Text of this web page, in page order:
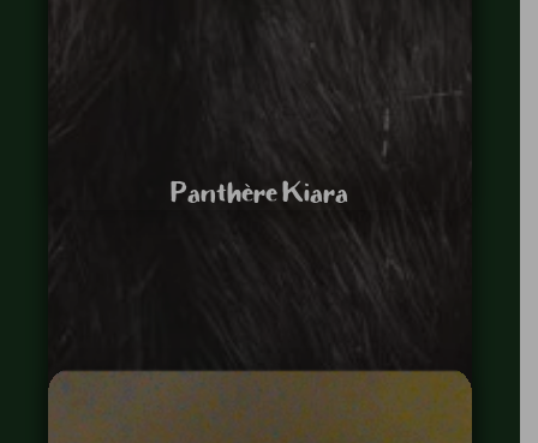
Panthère Kiara